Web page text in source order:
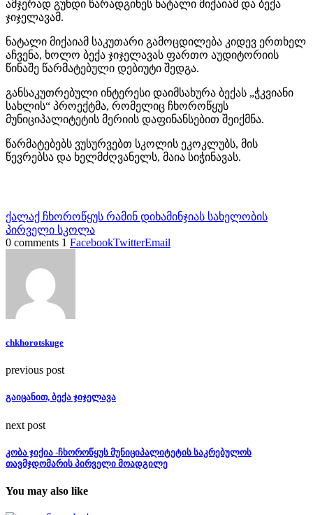
ამჯერად გუნდი წარადგინეს ნატალი მიქაიამ და ბექა
ჯიჯელავამ.
ნატალი მიქაიამ საკუთარი გამოცდილება კიდევ ერთხელ
აჩვენა, ხოლო ბექა ჯიჯელავას ფართო აუდიტორიის
წინაშე წარმატებული დებიუტი შედგა.
განსაკუთრებული ინტერესი დაიმსახურა ბექას „ჭკვიანი
სახლის“ პროექტმა, რომელიც ჩხოროწყუს
მუნიციპალიტეტის მერიის დაფინანსებით შეიქმნა.
წარმატებებს ვუსურვებთ სკოლის ეკოკლუბს, მის
წევრებსა და ხელმძღვანელს, მაია სიჭინავას.
ქალაქ ჩხოროწყუს რამინ დიხამინჯიას სახელობის
პირველი სკოლა
0 comments 1 FacebookTwitterEmail
chkhorotskuge
previous post
გაიცანით, ბექა ჯიჯელავა
next post
კობა ჯიქია -ჩხოროწყუს მუნიციპალიტეტის საკრებულოს
თავმჯდომარის პირველი მოადგილე
You may also like